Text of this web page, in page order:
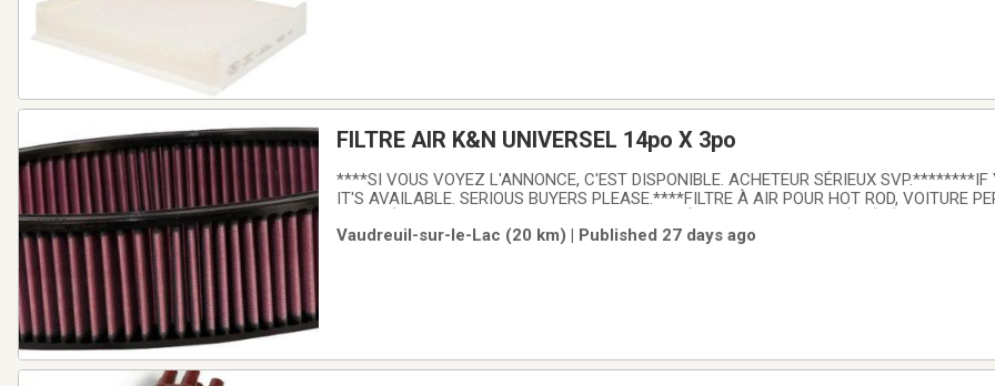
FILTRE AIR K&N UNIVERSEL 14po X 3po
****SI VOUS VOYEZ L'ANNONCE, C'EST DISPONIBLE. ACHETEUR SÉRIEUX SVP.********IF
IT'S AVAILABLE. SERIOUS BUYERS PLEASE.****FILTRE À AIR POUR HOT ROD, VOITURE
PLUS BESOIN.PARFAIT POUR MOPAR, DODGE, PLYMOUTH, CHRYSLER, FORD,
Vaudreuil-sur-le-Lac (20 km) | Published 27 days ago